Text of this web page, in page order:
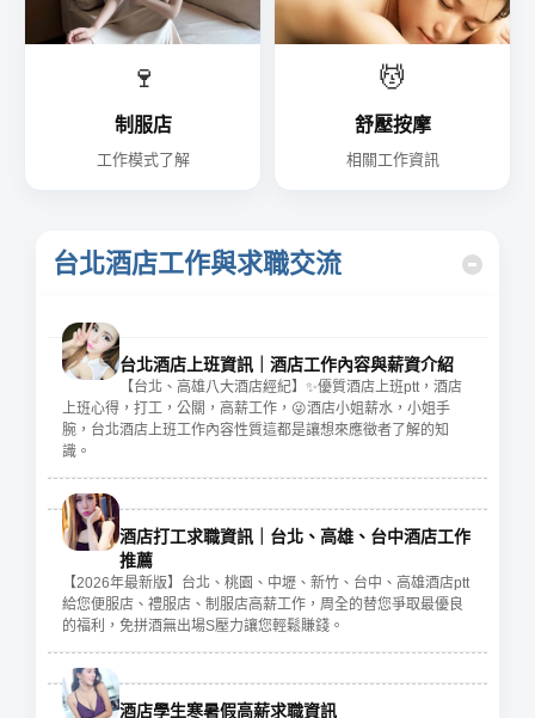
🍷
制服店
工作模式了解
💆
舒壓按摩
相關工作資訊
台北酒店工作與求職交流
台北酒店上班資訊｜酒店工作內容與薪資介紹
【台北、高雄八大酒店經紀】✨優質酒店上班ptt，酒店
上班心得，打工，公關，高薪工作，😜酒店小姐薪水，小姐手
腕，台北酒店上班工作內容性質這都是讓想來應徵者了解的知
識。
酒店打工求職資訊｜台北、高雄、台中酒店工作
推薦
【2026年最新版】台北、桃園、中壢、新竹、台中、高雄酒店ptt
給您便服店、禮服店、制服店高薪工作，周全的替您爭取最優良
的福利，免拼酒無出場S壓力讓您輕鬆賺錢。
酒店學生寒暑假高薪求職資訊